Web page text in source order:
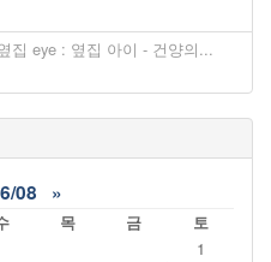
집 eye : 옆집 아이 - 건양의...
08 »
목 금
토
1